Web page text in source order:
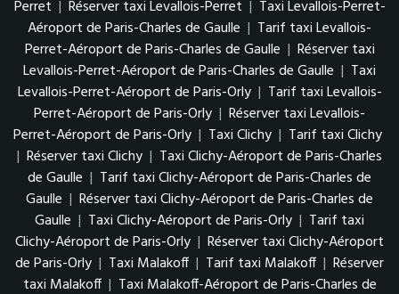
Perret | Réserver taxi Levallois-Perret | Taxi Levallois-Perret-
Aéroport de Paris-Charles de Gaulle | Tarif taxi Levallois-
Perret-Aéroport de Paris-Charles de Gaulle | Réserver taxi
Levallois-Perret-Aéroport de Paris-Charles de Gaulle | Taxi
Levallois-Perret-Aéroport de Paris-Orly | Tarif taxi Levallois-
Perret-Aéroport de Paris-Orly | Réserver taxi Levallois-
Perret-Aéroport de Paris-Orly | Taxi Clichy | Tarif taxi Clichy
| Réserver taxi Clichy | Taxi Clichy-Aéroport de Paris-Charles
de Gaulle | Tarif taxi Clichy-Aéroport de Paris-Charles de
Gaulle | Réserver taxi Clichy-Aéroport de Paris-Charles de
Gaulle | Taxi Clichy-Aéroport de Paris-Orly | Tarif taxi
Clichy-Aéroport de Paris-Orly | Réserver taxi Clichy-Aéroport
de Paris-Orly | Taxi Malakoff | Tarif taxi Malakoff | Réserver
taxi Malakoff | Taxi Malakoff-Aéroport de Paris-Charles de